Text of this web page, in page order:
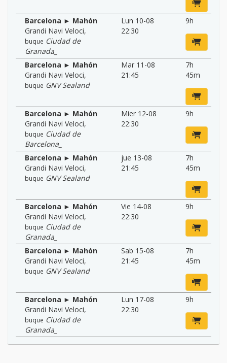
Barcelona ► Mahón
Grandi Navi Veloci,
buque Ciudad de
Granada_
Lun 10-08
22:30
9h
Barcelona ► Mahón
Grandi Navi Veloci,
buque GNV Sealand
Mar 11-08
21:45
7h
45m
Barcelona ► Mahón
Grandi Navi Veloci,
buque Ciudad de
Barcelona_
Mier 12-08
22:30
9h
Barcelona ► Mahón
Grandi Navi Veloci,
buque GNV Sealand
jue 13-08
21:45
7h
45m
Barcelona ► Mahón
Grandi Navi Veloci,
buque Ciudad de
Granada_
Vie 14-08
22:30
9h
Barcelona ► Mahón
Grandi Navi Veloci,
buque GNV Sealand
Sab 15-08
21:45
7h
45m
Barcelona ► Mahón
Grandi Navi Veloci,
buque Ciudad de
Granada_
Lun 17-08
22:30
9h